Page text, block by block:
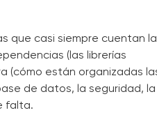
que casi siempre cuentan la
(las librerías
(cómo están organizadas
de datos, la seguridad, la
falta.